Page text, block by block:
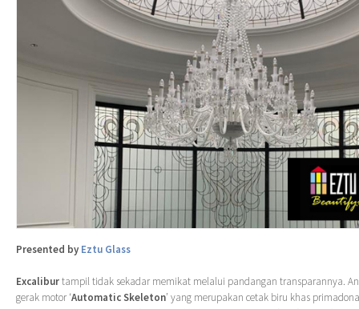
Presented by Eztu Glass
Excaliburtampil tidak sekadar memikat melalui pandangan transparannya.
gerak motor ‘Automatic Skeleton’ yang merupakan cetak biru khas